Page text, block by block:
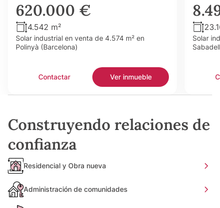
620.000 €
4.542 m²
Solar industrial en venta de 4.574 m² en
Polinyà (Barcelona)
Contactar Ver inmueble
Solar
Construyendo relaciones de
confianza
Residencial y Obra nueva
Administración de comunidades